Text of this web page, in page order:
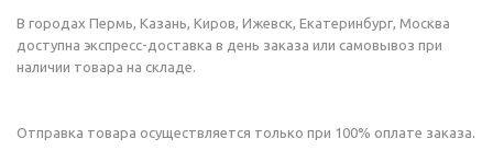
В городах Пермь, Казань, Киров, Ижевск, Екатеринбург, Москва
доступна экспресс-доставка в день заказа или самовывоз при
наличии товара на складе.
Отправка товара осуществляется только при 100% оплате заказа.